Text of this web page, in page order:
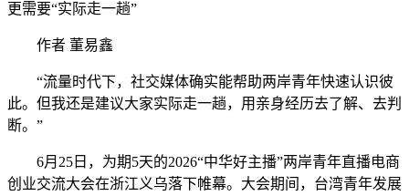
更需要“实际走一趟”
作者 董易鑫
“流量时代下，社交媒体确实能帮助两岸青年快速认识彼
此。但我还是建议大家实际走一趟，用亲身经历去了解、去判
断。”
6月25日，为期5天的2026“中华好主播”两岸青年直播电商
创业交流大会在浙江义乌落下帷幕。大会期间，台湾青年发展